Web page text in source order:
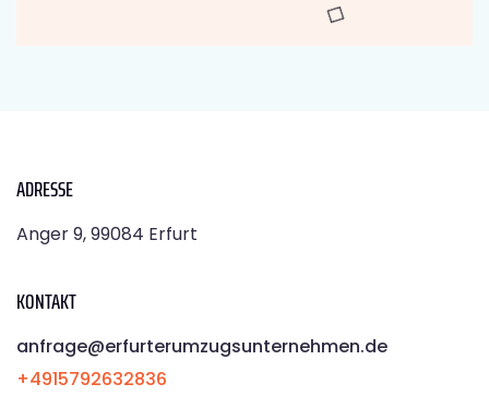
ADRESSE
Anger 9, 99084 Erfurt
KONTAKT
anfrage@erfurterumzugsunternehmen.de
+4915792632836